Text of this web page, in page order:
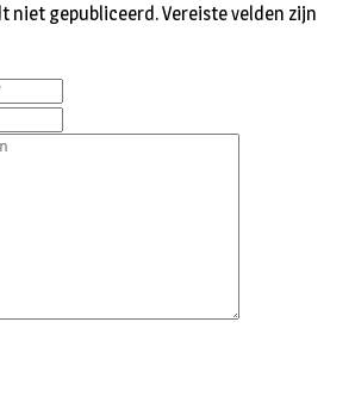
niet gepubliceerd.Vereiste velden zijn